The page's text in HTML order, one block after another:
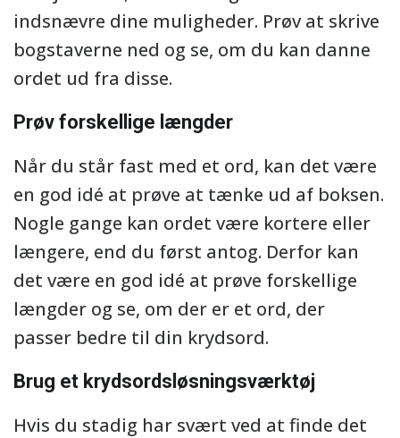
indsnævre dine muligheder. Prøv at skrive
bogstaverne ned og se, om du kan danne
ordet ud fra disse.
Prøv forskellige længder
Når du står fast med et ord, kan det være
en god idé at prøve at tænke ud af boksen.
Nogle gange kan ordet være kortere eller
længere, end du først antog. Derfor kan
det være en god idé at prøve forskellige
længder og se, om der er et ord, der
passer bedre til din krydsord.
Brug et krydsordsløsningsværktøj
Hvis du stadig har svært ved at finde det